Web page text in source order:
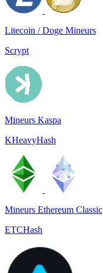
Litecoin / Doge Mineurs
Scrypt
Mineurs Kaspa
KHeavyHash
Mineurs Ethereum Classic
ETCHash